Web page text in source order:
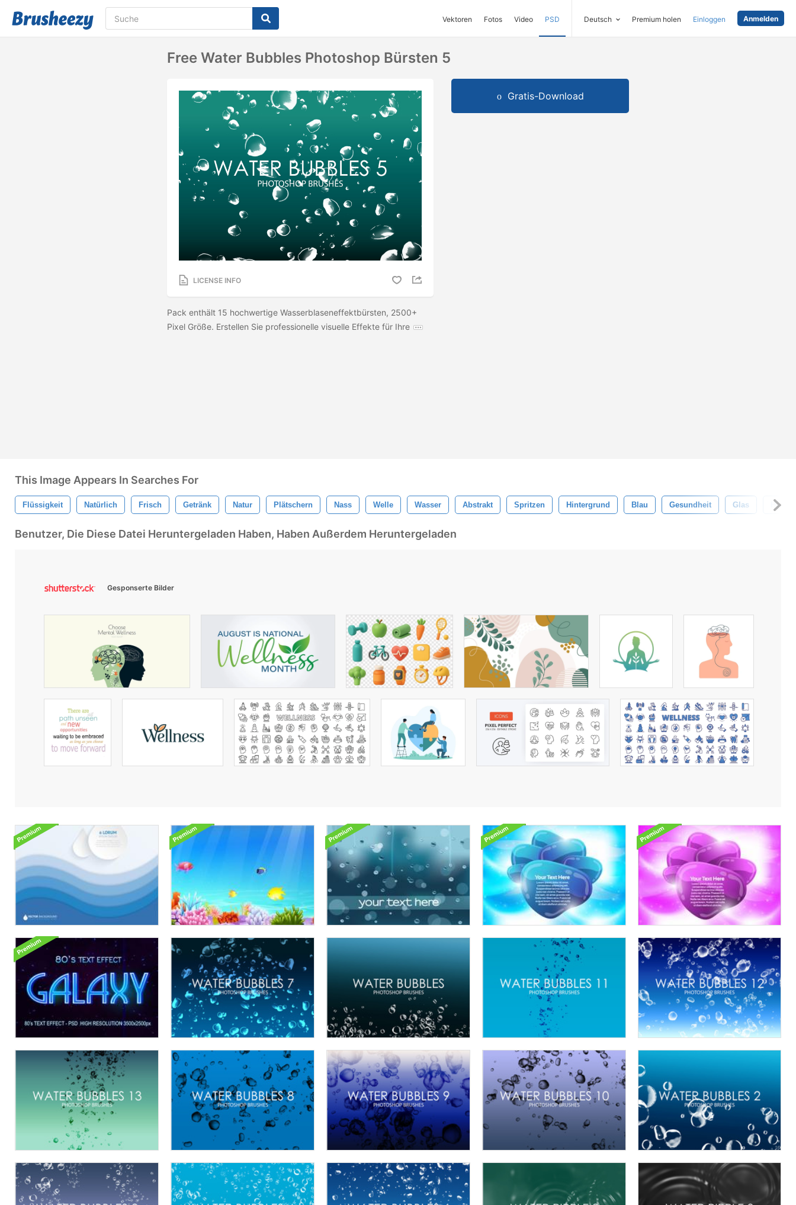
Vektoren Fotos Video PSD Deutsch Premium holen Einloggen Anmelden
Free Water Bubbles Photoshop Bürsten 5
LICENSE INFO
Pack enthält 15 hochwertige Wasserblaseneffektbürsten, 2500+
Pixel Größe. Erstellen Sie professionelle visuelle Effekte für Ihre
Gratis-Download
This Image Appears In Searches For
Flüssigkeit Natürlich Frisch Getränk Natur Plätschern Nass Welle Wasser Abstrakt Spritzen Hintergrund Blau Gesundheit Glas
Benutzer, Die Diese Datei Heruntergeladen Haben, Haben Außerdem Heruntergeladen
Gesponserte Bilder